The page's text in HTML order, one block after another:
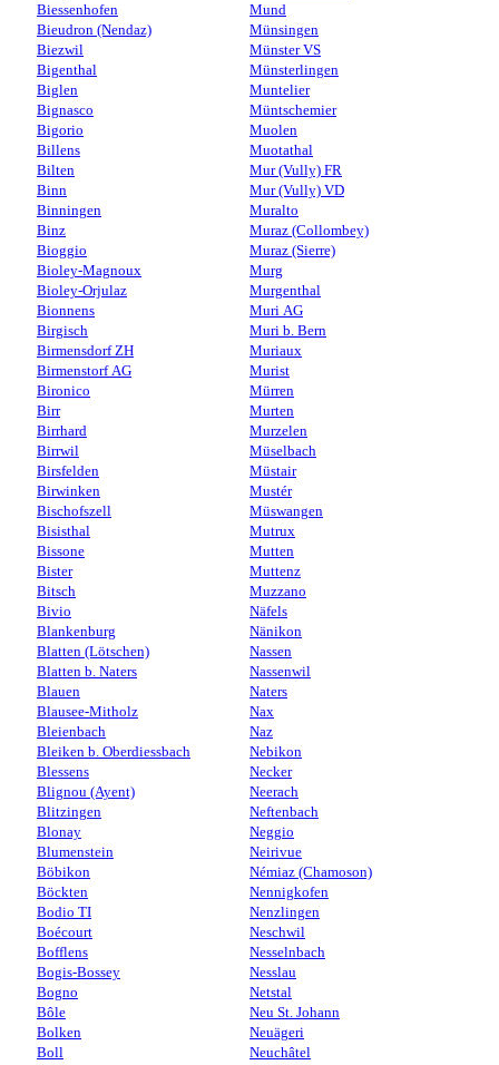
Biessenhofen
Bieudron (Nendaz)
Biezwil
Bigenthal
Biglen
Bignasco
Bigorio
Billens
Bilten
Binn
Binningen
Binz
Bioggio
Bioley-Magnoux
Bioley-Orjulaz
Bionnens
Birgisch
Birmensdorf ZH
Birmenstorf AG
Bironico
Birr
Birrhard
Birrwil
Birsfelden
Birwinken
Bischofszell
Bisisthal
Bissone
Bister
Bitsch
Bivio
Blankenburg
Blatten (Lötschen)
Blatten b. Naters
Blauen
Blausee-Mitholz
Bleienbach
Bleiken b. Oberdiessbach
Blessens
Blignou (Ayent)
Blitzingen
Blonay
Blumenstein
Böbikon
Böckten
Bodio TI
Boécourt
Bofflens
Bogis-Bossey
Bogno
Bôle
Bolken
Boll
Mund
Münsingen
Münster VS
Münsterlingen
Muntelier
Müntschemier
Muolen
Muotathal
Mur (Vully) FR
Mur (Vully) VD
Muralto
Muraz (Collombey)
Muraz (Sierre)
Murg
Murgenthal
Muri AG
Muri b. Bern
Muriaux
Murist
Mürren
Murten
Murzelen
Müselbach
Müstair
Mustér
Müswangen
Mutrux
Mutten
Muttenz
Muzzano
Näfels
Nänikon
Nassen
Nassenwil
Naters
Nax
Naz
Nebikon
Necker
Neerach
Neftenbach
Neggio
Neirivue
Némiaz (Chamoson)
Nennigkofen
Nenzlingen
Neschwil
Nesselnbach
Nesslau
Netstal
Neu St. Johann
Neuägeri
Neuchâtel